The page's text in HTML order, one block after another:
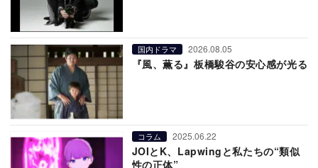
国内ドラマ 2026.08.05
『風、薫る』板橋駿谷の安心感が光る
コラム 2025.06.22
JOIとK、Lapwingと私たちの“類似
性の正体”